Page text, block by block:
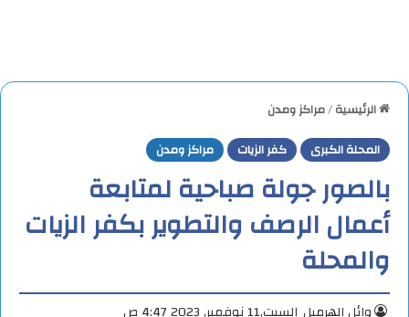
الرئيسية/مراكز ومدن
المحلة الكبرى
كفر الزيات مراكز ومدن
بالصور جولة صباحية لمتابعة
أعمال الرصف والتطوير بكفر الزيات
والمحلة